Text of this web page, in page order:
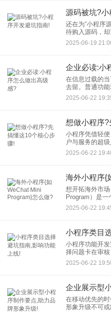
源码被坑?小
还在为“小程序
待购入源码，却
清、售后无门的
2025-06-19
企业必读:小
在信息过载的
去留。普通功
备“高级感”的企
球，建立品牌信
2025-06-22
想做小程序
小程序凭借轻
户与服务的超
别急着动手！
骤，才是高效开
2025-06-22
想开拓海外市
Program）是一
小程序”怎么做
2025-06-22
小程序类目
小程序功能开
择问题卡在审核
影响小程序功
复驳回，重则功
2025-06-22
在移动优先的
形象升级不可或